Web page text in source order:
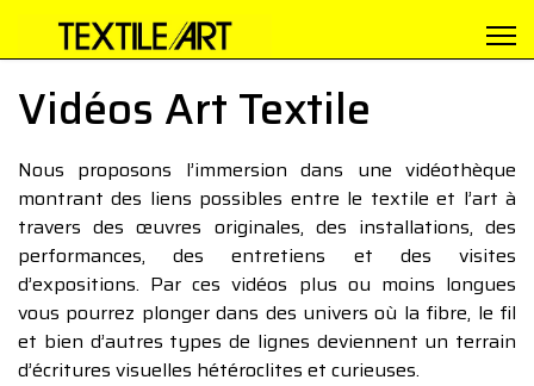
Vidéos Art Textile
Nous proposons l’immersion dans une vidéothèque
montrant des liens possibles entre le textile et l’art à
travers des œuvres originales, des installations, des
performances, des entretiens et des visites
d’expositions. Par ces vidéos plus ou moins longues
vous pourrez plonger dans des univers où la fibre, le fil
et bien d’autres types de lignes deviennent un terrain
d’écritures visuelles hétéroclites et curieuses.